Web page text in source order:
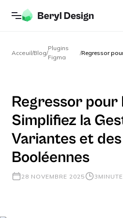
Acceuil/Blog/
Plugins
Figma
/
Regressor pour
Simplifiez la
Variantes et
Booléennes
28 NOVEMBRE 2025 3